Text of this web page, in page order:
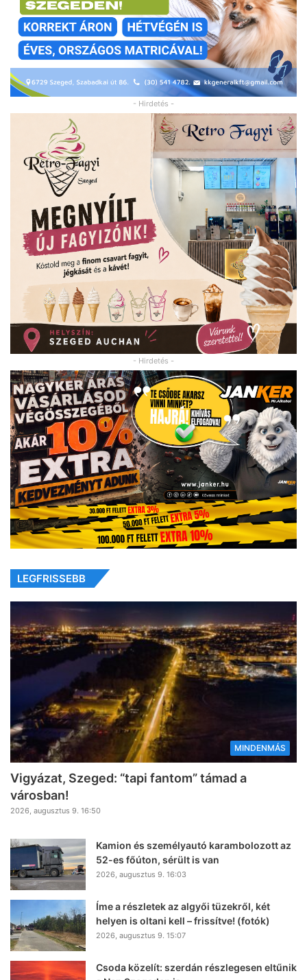
- Hirdetés -
- Hirdetés -
LEGFRISSEBB
MINDENMÁS
Vigyázat, Szeged: “tapi fantom” támad a
városban!
2026, augusztus 9. 16:50
Kamion és személyautó karambolozott az
52-es főúton, sérült is van
2026, augusztus 9. 16:03
Íme a részletek az algyői tüzekről, két
helyen is oltani kell – frissítve! (fotók)
2026, augusztus 9. 15:07
Csoda közelít: szerdán részlegesen eltűnik